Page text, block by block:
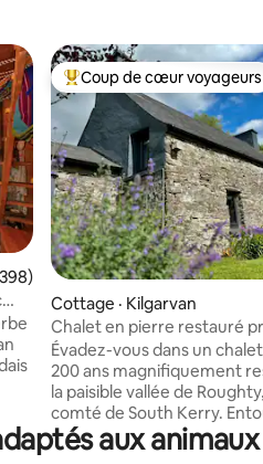
de 4,92 sur 5, 398
Coup de cœur voyageurs
Coup de cœur voyageurs
Cottage · Kilgarvan
Chalet en pierre restauré
Kenmare
Évadez-vous dans un
200 ans magnifiquement
la paisible vallée de
comté de South Kerry.
montagnes et de routes de
tranquilles, c'est un endroit
aux animaux